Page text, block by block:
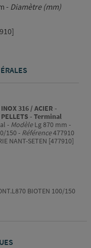
- Diamètre (mm)
316 / ACIER -
PELLETS - Terminal
- ModèleLg 870 mm -
150 - Référence477910
NANT-SETEN [477910]
BIOTEN 100/150